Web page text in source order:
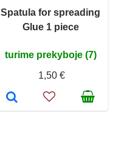
Spatula for spreading
Glue 1 piece
turime prekyboje (7)
1,50 €